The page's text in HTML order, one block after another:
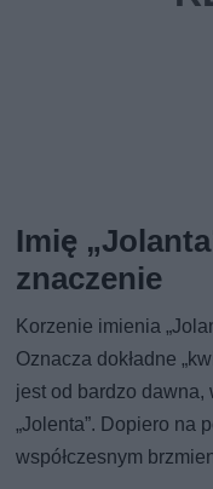
Imię
znaczenie
Korzenie imienia
Oznacza dokładne
jest od bardzo dawna,
„Jolenta”. Dopiero na
współczesnym